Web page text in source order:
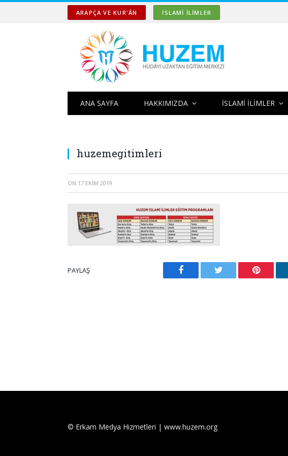
ARAPÇA VE KUR'ÂN İSLAMİ İLİMLER
ANA SAYFA HAKKIMIZDA İSLAMİ İLİMLER
huzemegitimleri
ON 17 EKIM 2019
PAYLAŞ
Facebook Twitter Pinterest
© Erkam Medya Hizmetleri | www.huzem.org